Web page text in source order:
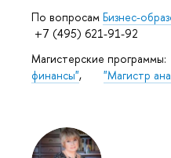
По вопросам Бизнес-
+7 (495) 621-91-92
Магистерские
финансы", "Магистр